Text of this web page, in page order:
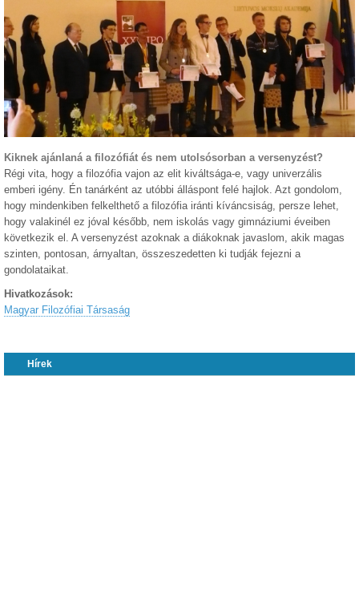
Kiknek ajánlaná a filozófiát és nem utolsósorban a versenyzést?
Régi vita, hogy a filozófia vajon az elit kiváltsága-e, vagy univerzális
emberi igény. Én tanárként az utóbbi álláspont felé hajlok. Azt gondolom,
hogy mindenkiben felkelthető a filozófia iránti kíváncsiság, persze lehet,
hogy valakinél ez jóval később, nem iskolás vagy gimnáziumi éveiben
következik el. A versenyzést azoknak a diákoknak javaslom, akik magas
szinten, pontosan, árnyaltan, összeszedetten ki tudják fejezni a
gondolataikat.
Hivatkozások:
Magyar Filozófiai Társaság
Hírek